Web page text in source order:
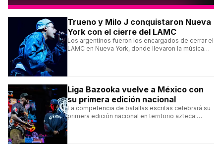
Trueno y Milo J conquistaron Nueva
York con el cierre del LAMC
Los argentinos fueron los encargados de cerrar el
LAMC en Nueva York, donde llevaron la música
Liga Bazooka vuelve a México con
su primera edición nacional
La competencia de batallas escritas celebrará su
primera edición nacional en territorio azteca: